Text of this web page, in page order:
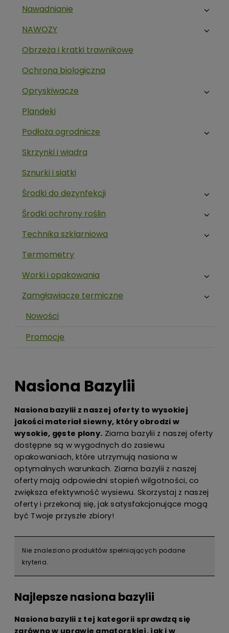
Nawadnianie
NAWOZY
Obrzeża i kratki trawnikowe
Ochrona biologiczna
Opryskiwacze
Plandeki
Podłoża ogrodnicze
Skrzynki i wiadra
Sznurki i siatki
Środki do dezynfekcji
Środki ochrony roślin
Technika szklarniowa
Termometry
Worki i opakowania
Zamgławiacze termiczne
Nowości
Promocje
Nasiona Bazylii
Nasiona bazylii z naszej oferty to wysokiej
jakości materiał siewny, który obrodzi w
wysokie, gęste plony. Ziarna bazylii z naszej oferty
dostępne są w wygodnych do zasiewu
opakowaniach, które utrzymują nasiona w
optymalnych warunkach. Ziarna bazylii z naszej
oferty mają odpowiedni stopień wilgotności, co
zwiększa efektywność wysiewu. Skorzystaj z naszej
oferty i przekonaj się, jak satysfakcjonujące mogą
być Twoje przyszłe zbiory!
Nie znaleziono produktów spełniających podane
kryteria.
Najlepsze nasiona bazylii
Nasiona bazylii z tej kategorii sprawdzą się